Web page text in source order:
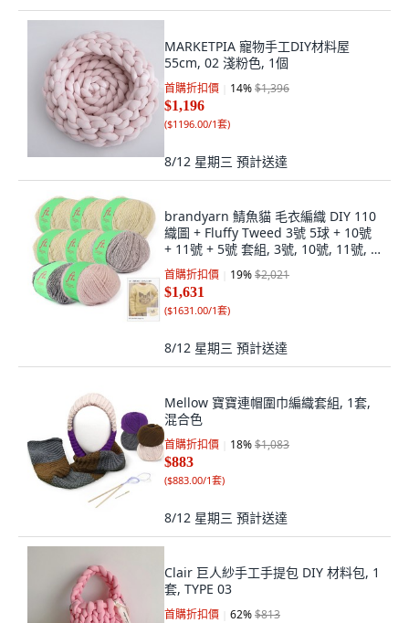
MARKETPIA 寵物手工DIY材料屋
55cm, 02 淺粉色, 1個
首購折扣價 14%$1,396
$1,196
($1196.00/1套)
8/12 星期三 預計送達
brandyarn 鯖魚貓 毛衣編織 DIY 110
織圖 + Fluffy Tweed 3號 5球 + 10號
+ 11號 + 5號 套組, 3號, 10號, 11號, 5
號(編織線), 1套
首購折扣價 19%$2,021
$1,631
($1631.00/1套)
8/12 星期三 預計送達
Mellow 寶寶連帽圍巾編織套組, 1套,
混合色
首購折扣價 18%$1,083
$883
($883.00/1套)
8/12 星期三 預計送達
Clair 巨人紗手工手提包 DIY 材料包, 1
套, TYPE 03
首購折扣價 62%$813